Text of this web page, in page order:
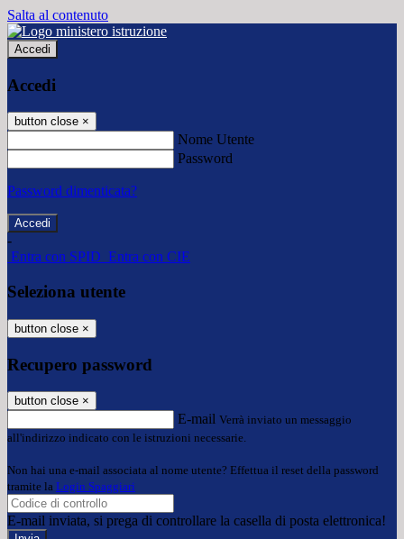
Salta al contenuto
Accedi
Accedi
button close ×
Nome Utente
Password
Password dimenticata?
-
Entra con SPID Entra con CIE
Seleziona utente
button close ×
Recupero password
button close ×
E-mail Verrà inviato un messaggio
all'indirizzo indicato con le istruzioni necessarie.
Non hai una e-mail associata al nome utente? Effettua il reset della password
tramite la Login Spaggiari
E-mail inviata, si prega di controllare la casella di posta elettronica!